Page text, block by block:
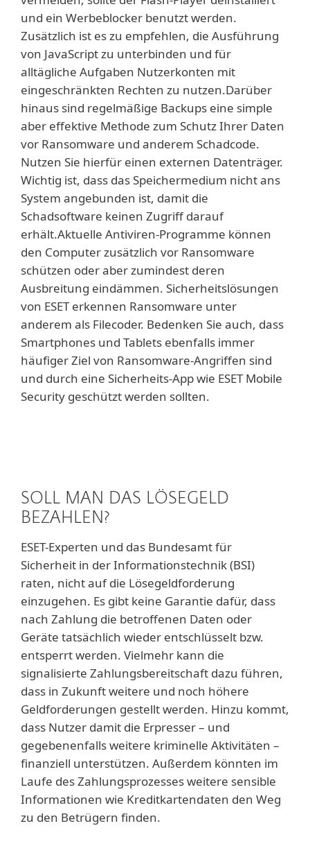
und ein Werbeblocker benutzt werden.
Zusätzlich ist es zu empfehlen, die Ausführung
von JavaScript zu unterbinden und für
alltägliche Aufgaben Nutzerkonten mit
eingeschränkten Rechten zu nutzen.Darüber
hinaus sind regelmäßige Backups eine simple
aber effektive Methode zum Schutz Ihrer Daten
vor Ransomware und anderem Schadcode.
Nutzen Sie hierfür einen externen Datenträger.
Wichtig ist, dass das Speichermedium nicht ans
System angebunden ist, damit die
Schadsoftware keinen Zugriff darauf
erhält.Aktuelle Antiviren-Programme können
den Computer zusätzlich vor Ransomware
schützen oder aber zumindest deren
Ausbreitung eindämmen. Sicherheitslösungen
von ESET erkennen Ransomware unter
anderem als Filecoder. Bedenken Sie auch, dass
Smartphones und Tablets ebenfalls immer
häufiger Ziel von Ransomware-Angriffen sind
und durch eine Sicherheits-App wie ESET Mobile
Security geschützt werden sollten.
SOLL MAN DAS LÖSEGELD
BEZAHLEN?
ESET-Experten und das Bundesamt für
Sicherheit in der Informationstechnik (BSI)
raten, nicht auf die Lösegeldforderung
einzugehen. Es gibt keine Garantie dafür, dass
nach Zahlung die betroffenen Daten oder
Geräte tatsächlich wieder entschlüsselt bzw.
entsperrt werden. Vielmehr kann die
signalisierte Zahlungsbereitschaft dazu führen,
dass in Zukunft weitere und noch höhere
Geldforderungen gestellt werden. Hinzu kommt,
dass Nutzer damit die Erpresser – und
gegebenenfalls weitere kriminelle Aktivitäten –
finanziell unterstützen. Außerdem könnten im
Laufe des Zahlungsprozesses weitere sensible
Informationen wie Kreditkartendaten den Weg
zu den Betrügern finden.